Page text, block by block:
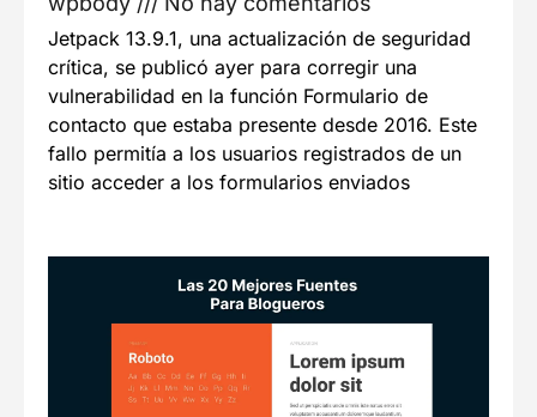
Jetpack 13.9.1, una actualización de seguridad
crítica, se publicó ayer para corregir una
vulnerabilidad en la función Formulario de
contacto que estaba presente desde 2016. Este
fallo permitía a los usuarios registrados de un
sitio acceder a los formularios enviados